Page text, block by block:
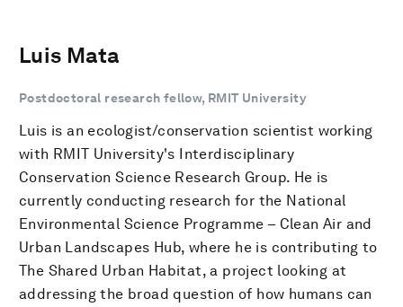
Luis Mata
Postdoctoral research fellow, RMIT University
Luis is an ecologist/conservation scientist working
with RMIT University's Interdisciplinary
Conservation Science Research Group. He is
currently conducting research for the National
Environmental Science Programme – Clean Air and
Urban Landscapes Hub, where he is contributing to
The Shared Urban Habitat, a project looking at
addressing the broad question of how humans can